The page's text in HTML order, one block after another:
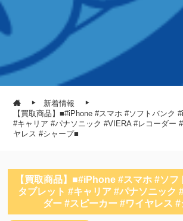
新着情報
【買取商品】■#iPhone #スマホ #ソフトバンク
#キャリア #パナソニック #VIERA #レコーダー
ヤレス #シャープ■
【買取商品】■#iPhone #スマホ #ソ
タブレット #キャリア #パナソニック
ダー #スピーカー #ワイヤレス